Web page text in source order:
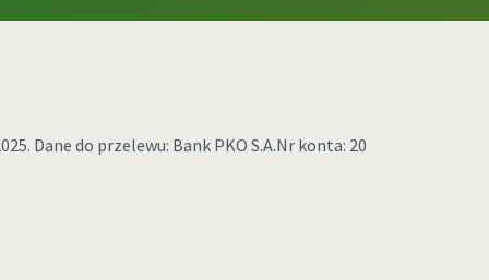
Dane do przelewu: Bank PKO S.A.Nr konta: 20